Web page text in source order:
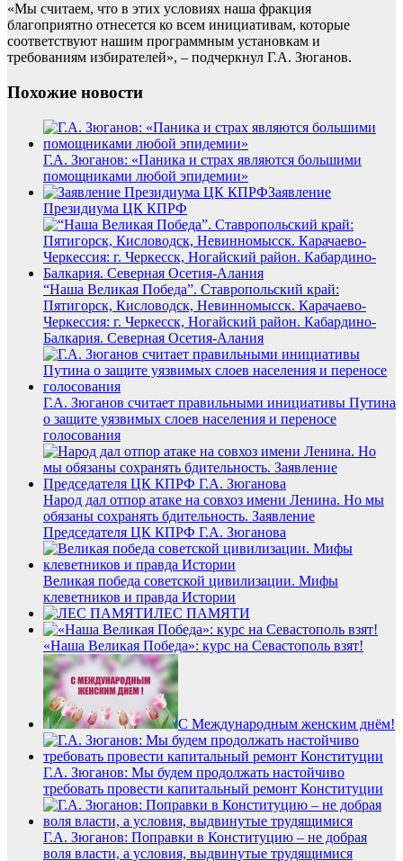
«Мы считаем, что в этих условиях наша фракция
благоприятно отнесется ко всем инициативам, которые
соответствуют нашим программным установкам и
требованиям избирателей», – подчеркнул Г.А. Зюганов.
Похожие новости
Г.А. Зюганов: «Паника и страх являются большими
помощниками любой эпидемии»
Заявление
Президиума ЦК КПРФ
“Наша Великая Победа”. Ставропольский край:
Пятигорск, Кисловодск, Невинномысск. Карачаево-
Черкессия: г. Черкесск, Ногайский район. Кабардино-
Балкария. Северная Осетия-Алания
Г.А. Зюганов считает правильными инициативы Путина
о защите уязвимых слоев населения и переносе
голосования
Народ дал отпор атаке на совхоз имени Ленина. Но мы
обязаны сохранять бдительность. Заявление
Председателя ЦК КПРФ Г.А. Зюганова
Великая победа советской цивилизации. Мифы
клеветников и правда Истории
ЛЕС ПАМЯТИ
«Наша Великая Победа»: курс на Севастополь взят!
С Международным женским днём!
Г.А. Зюганов: Мы будем продолжать настойчиво
требовать провести капитальный ремонт Конституции
Г.А. Зюганов: Поправки в Конституцию – не добрая
воля власти, а условия, выдвинутые трудящимися